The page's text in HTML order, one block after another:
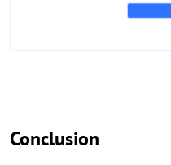
Conclusion